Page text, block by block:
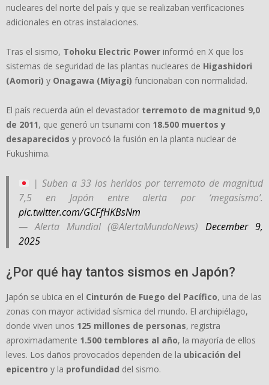
nucleares del norte del país y que se realizaban verificaciones
adicionales en otras instalaciones.
Tras el sismo, Tohoku Electric Power informó en X que los
sistemas de seguridad de las plantas nucleares de Higashidori
(Aomori) y Onagawa (Miyagi) funcionaban con normalidad.
El país recuerda aún el devastador terremoto de magnitud 9,0
de 2011, que generó un tsunami con 18.500 muertos y
desaparecidos y provocó la fusión en la planta nuclear de
Fukushima.
| Suben a 33 los heridos por terremoto de magnitud
7,5 en Japón entre alerta por ‘megasismo’.
pic.twitter.com/GCFfHKBsNm
— Alerta Mundial (@AlertaMundoNews)December 9,
2025
¿Por qué hay tantos sismos en Japón?
Japón se ubica en el Cinturón de Fuego del Pacífico, una de las
zonas con mayor actividad sísmica del mundo. El archipiélago,
donde viven unos 125 millones de personas, registra
aproximadamente 1.500 temblores al año, la mayoría de ellos
leves. Los daños provocados dependen de la ubicación del
epicentro y la profundidad del sismo.